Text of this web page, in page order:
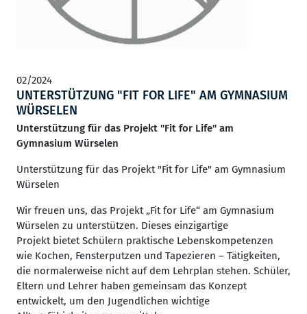
02/2024
UNTERSTÜTZUNG "FIT FOR LIFE" AM GYMNASIUM
WÜRSELEN
Unterstützung für das Projekt "Fit for Life" am
Gymnasium Würselen
Unterstützung für das Projekt "Fit for Life" am Gymnasium
Würselen
Wir freuen uns, das Projekt „Fit for Life“ am Gymnasium
Würselen zu unterstützen. Dieses einzigartige
Projekt bietet Schülern praktische Lebenskompetenzen
wie Kochen, Fensterputzen und Tapezieren – Tätigkeiten,
die normalerweise nicht auf dem Lehrplan stehen. Schüler,
Eltern und Lehrer haben gemeinsam das Konzept
entwickelt, um den Jugendlichen wichtige